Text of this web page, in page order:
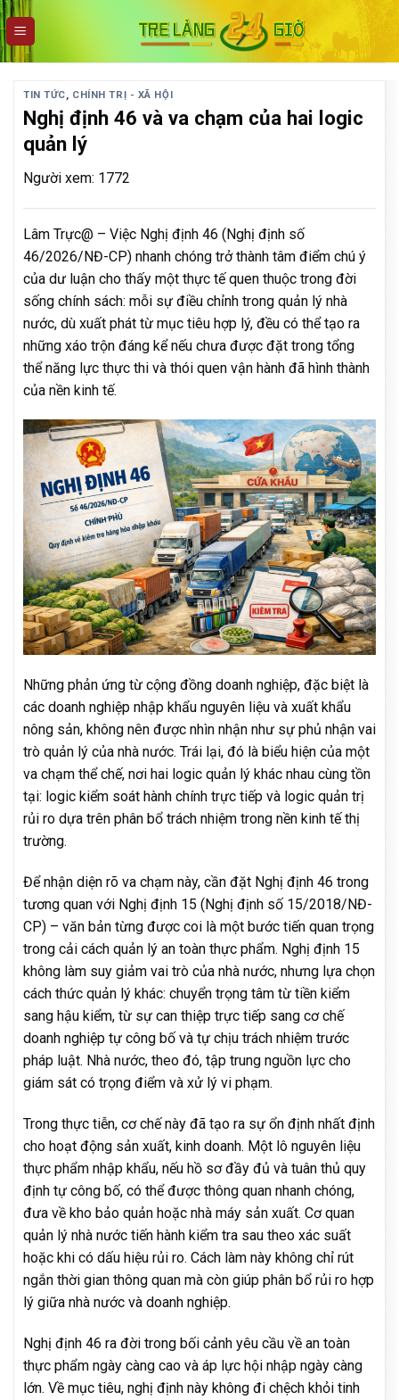
Skip
to
content
TIN TỨC, CHÍNH TRỊ - XÃ HỘI
Nghị định 46 và va chạm của hai logic
quản lý
Người xem: 1772
Lâm Trực@ – Việc Nghị định 46 (Nghị định số
46/2026/NĐ-CP) nhanh chóng trở thành tâm điểm chú ý
của dư luận cho thấy một thực tế quen thuộc trong đời
sống chính sách: mỗi sự điều chỉnh trong quản lý nhà
nước, dù xuất phát từ mục tiêu hợp lý, đều có thể tạo ra
những xáo trộn đáng kể nếu chưa được đặt trong tổng
thể năng lực thực thi và thói quen vận hành đã hình thành
của nền kinh tế.
Những phản ứng từ cộng đồng doanh nghiệp, đặc biệt là
các doanh nghiệp nhập khẩu nguyên liệu và xuất khẩu
nông sản, không nên được nhìn nhận như sự phủ nhận vai
trò quản lý của nhà nước. Trái lại, đó là biểu hiện của một
va chạm thể chế, nơi hai logic quản lý khác nhau cùng tồn
tại: logic kiểm soát hành chính trực tiếp và logic quản trị
rủi ro dựa trên phân bổ trách nhiệm trong nền kinh tế thị
trường.
Để nhận diện rõ va chạm này, cần đặt Nghị định 46 trong
tương quan với Nghị định 15 (Nghị định số 15/2018/NĐ-
CP) – văn bản từng được coi là một bước tiến quan trọng
trong cải cách quản lý an toàn thực phẩm. Nghị định 15
không làm suy giảm vai trò của nhà nước, nhưng lựa chọn
cách thức quản lý khác: chuyển trọng tâm từ tiền kiểm
sang hậu kiểm, từ sự can thiệp trực tiếp sang cơ chế
doanh nghiệp tự công bố và tự chịu trách nhiệm trước
pháp luật. Nhà nước, theo đó, tập trung nguồn lực cho
giám sát có trọng điểm và xử lý vi phạm.
Trong thực tiễn, cơ chế này đã tạo ra sự ổn định nhất định
cho hoạt động sản xuất, kinh doanh. Một lô nguyên liệu
thực phẩm nhập khẩu, nếu hồ sơ đầy đủ và tuân thủ quy
định tự công bố, có thể được thông quan nhanh chóng,
đưa về kho bảo quản hoặc nhà máy sản xuất. Cơ quan
quản lý nhà nước tiến hành kiểm tra sau theo xác suất
hoặc khi có dấu hiệu rủi ro. Cách làm này không chỉ rút
ngắn thời gian thông quan mà còn giúp phân bổ rủi ro hợp
lý giữa nhà nước và doanh nghiệp.
Nghị định 46 ra đời trong bối cảnh yêu cầu về an toàn
thực phẩm ngày càng cao và áp lực hội nhập ngày càng
lớn. Về mục tiêu, nghị định này không đi chệch khỏi tinh